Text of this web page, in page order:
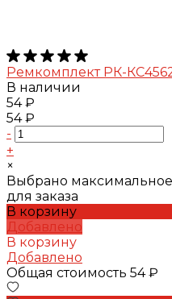
Ремкомплект РК-
В наличии
54 ₽
54 ₽
-
+
×
Выбрано максимальное
для заказа
В корзину
Добавлено
В корзину
Добавлено
Общая стоимость 54 ₽